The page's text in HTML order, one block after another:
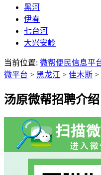
黑河
伊春
七台河
大兴安岭
当前位置: 微帮便民信息平
微平台 > 黑龙江 > 佳木斯 >
汤原微帮招聘介绍